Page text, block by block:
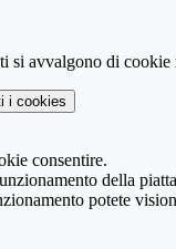
si avvalgono di
i cookies
consentire.
della
potete